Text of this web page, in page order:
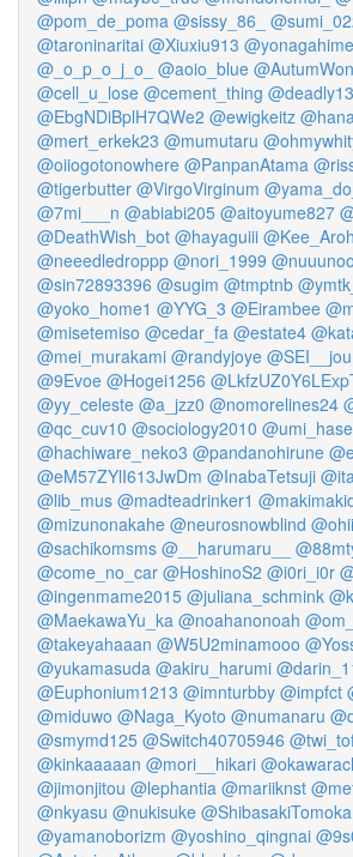
@pom_de_poma @sissy_86_
@taroninaritai @Xiuxiu913
@_o_p_o_j_o_
@aoio_blue
@cell_u_lose @cement_thing
@EbgNDiBplH7QWe2 @ewigkeitz
@mert_erkek23 @mumutaru
@oiiogotonowhere @PanpanAtama
@tigerbutter @VirgoVirginum
@7mi___n @abiabi205 @aitoyume827
@DeathWish_bot @hayaguiii
@neeedledroppp @nori_1999
@sin72893396 @sugim @tmptnb
@yoko_home1 @YYG_3 @Eirambee
@misetemiso @cedar_fa @estate4
@mei_murakami @randyjoye @SEI__jou
@9Evoe @Hogei1256
@yy_celeste @a_jzz0 @nomorelines24
@qc_cuv10 @sociology2010 @umi_hase
@hachiware_neko3 @pandanohirune
@eM57ZYlI613JwDm @InabaTetsuji
@lib_mus @madteadrinker1
@mizunonakahe @neurosnowblind
@sachikomsms @__harumaru__
@come_no_car @HoshinoS2 @i0ri_i0r
@ingenmame2015 @juliana_schmink
@MaekawaYu_ka @noahanonoah
@takeyahaaan @W5U2minamooo
@yukamasuda @akiru_harumi
@Euphonium1213 @imnturbby @impfct
@miduwo @Naga_Kyoto @numanaru
@smymd125 @Switch40705946
@kinkaaaaan @mori__hikari
@jimonjitou @lephantia @mariiknst
@nkyasu @nukisuke @ShibasakiTomoka
@yamanoborizm @yoshino_qingnai